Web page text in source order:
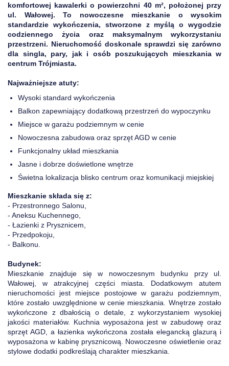
komfortowej kawalerki o powierzchni 40 m², położonej przy
ul. Wałowej. To nowoczesne mieszkanie o wysokim
standardzie wykończenia, stworzone z myślą o wygodzie
codziennego życia oraz maksymalnym wykorzystaniu
przestrzeni. Nieruchomość doskonale sprawdzi się zarówno
dla singla, pary, jak i osób poszukujących mieszkania w
centrum Trójmiasta.
Najważniejsze atuty:
Wysoki standard wykończenia
Balkon zapewniający dodatkową przestrzeń do wypoczynku
Miejsce w garażu podziemnym w cenie
Nowoczesna zabudowa oraz sprzęt AGD w cenie
Funkcjonalny układ mieszkania
Jasne i dobrze doświetlone wnętrze
Świetna lokalizacja blisko centrum oraz komunikacji miejskiej
Mieszkanie składa się z:
- Przestronnego Salonu,
- Aneksu Kuchennego,
- Łazienki z Prysznicem,
- Przedpokoju,
- Balkonu.
Budynek:
Mieszkanie znajduje się w nowoczesnym budynku przy ul.
Wałowej, w atrakcyjnej części miasta. Dodatkowym atutem
nieruchomości jest miejsce postojowe w garażu podziemnym,
które zostało uwzględnione w cenie mieszkania. Wnętrze zostało
wykończone z dbałością o detale, z wykorzystaniem wysokiej
jakości materiałów. Kuchnia wyposażona jest w zabudowę oraz
sprzęt AGD, a łazienka wykończona została elegancką glazurą i
wyposażona w kabinę prysznicową. Nowoczesne oświetlenie oraz
stylowe dodatki podkreślają charakter mieszkania.